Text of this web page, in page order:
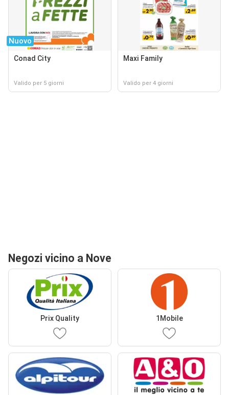
Nuovo
Conad City
Valido per 5 giorni
Maxi Family
Valido per 4 giorni
Negozi vicino a Nove
Prix Quality 1Mobile